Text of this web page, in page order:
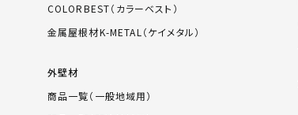
COLORBEST（カラーベスト）
金属屋根材K-METAL（ケイメタル）
外壁材
商品一覧（一般地域用）